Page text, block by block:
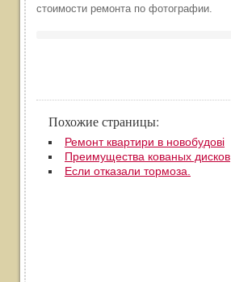
стоимости ремонта по фотографии.
Похожие страницы:
Ремонт квартири в новобудові
Преимущества кованых дисков
Если отказали тормоза.